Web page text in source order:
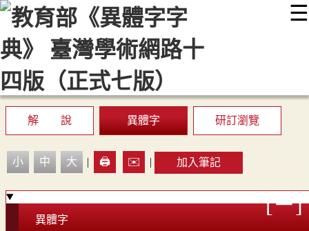
☰
::: 最新消息 常見問題 編輯說明
顯示模式
解 說 異體字 研訂瀏覽
小 中 大 | 🖨️ ✉️ | 加入筆記
異體字